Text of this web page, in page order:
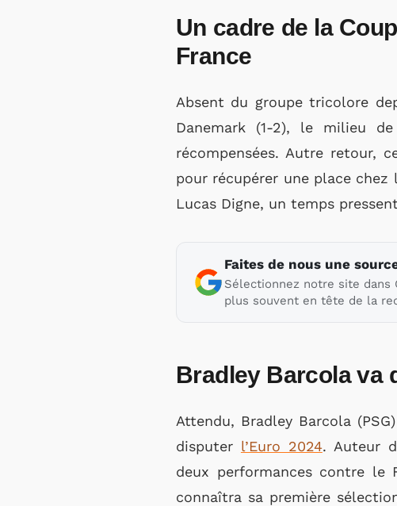
Un cadre de la
France
Absent du groupe tricolore
Danemark (1-2), le milieu
récompensées. Autre retour,
pour récupérer une place
Lucas Digne, un temps
Faites de nous une
Sélectionnez notre site dans
plus souvent en tête de la
Bradley Barcola va
Attendu, Bradley Barcola
disputer l’Euro 2024. Auteur
deux performances contre le
connaîtra sa première